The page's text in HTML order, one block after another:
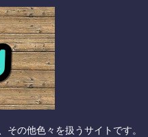
の他色々を扱うサイトです。